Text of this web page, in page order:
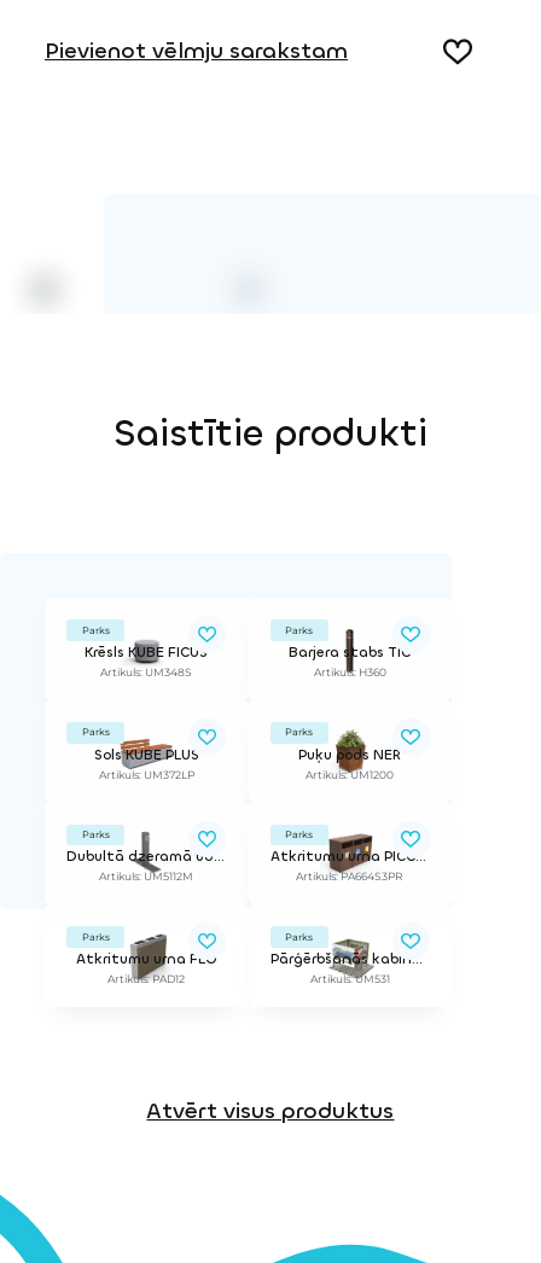
Pievienot vēlmju sarakstam
Saistītie produkti
Parks
Krēsls KUBE FICUS
Artikuls: UM348S
Parks
Barjera stabs TIC
Artikuls: H360
Parks
Sols KUBE PLUS
Artikuls: UM372LP
Parks
Puķu pods NER
Artikuls: UM1200
Parks
Dubultā dzeramā ūdens strūklaka ATLAS
Artikuls: UM5112M
Parks
Atkritumu urna PICCO ReBnew
Artikuls: PA664S3PR
Parks
Atkritumu urna FLO
Artikuls: PAD12
Parks
Pārģērbšanās kabīne SURF
Artikuls: UM531
Atvērt visus produktus